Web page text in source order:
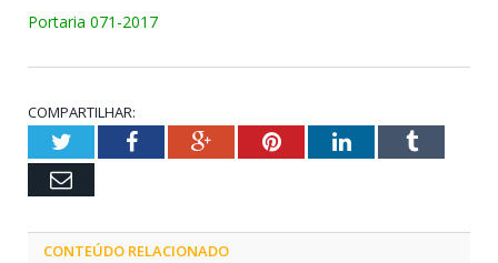
Portaria 071-2017
COMPARTILHAR:
TwitterFacebookGoogle+PinterestLinkedInTumblr
Email
CONTEÚDO RELACIONADO